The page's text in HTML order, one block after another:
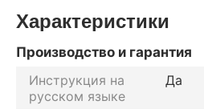
Характеристики
Производство и гарантия
Инструкция на
русском языке
Да